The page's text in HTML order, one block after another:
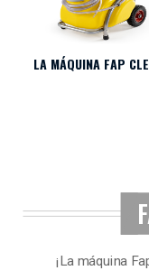
LA MÁQUINA FAP
¡La máquina